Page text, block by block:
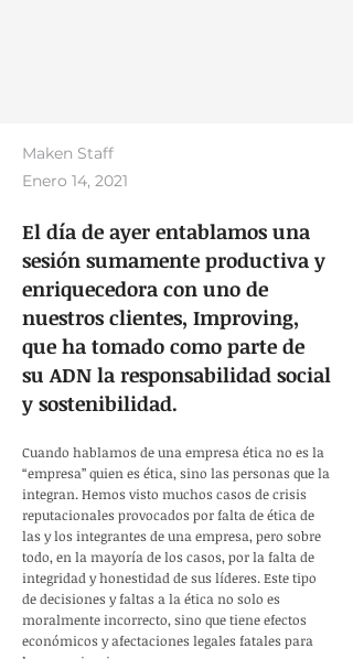
Maken Staff
Enero 14, 2021
El día de ayer entablamos una
sesión sumamente productiva y
enriquecedora con uno de
nuestros clientes, Improving,
que ha tomado como parte de
su ADN la responsabilidad social
y sostenibilidad.
Cuando hablamos de una empresa ética no es la
“empresa” quien es ética, sino las personas que la
integran. Hemos visto muchos casos de crisis
reputacionales provocados por falta de ética de
las y los integrantes de una empresa, pero sobre
todo, en la mayoría de los casos, por la falta de
integridad y honestidad de sus líderes. Este tipo
de decisiones y faltas a la ética no solo es
moralmente incorrecto, sino que tiene efectos
económicos y afectaciones legales fatales para